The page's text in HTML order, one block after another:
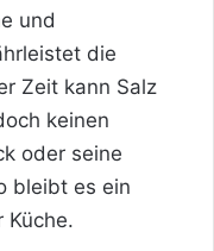
und
die
Zeit kann Salz
keinen
oder seine
bleibt es ein
Küche.